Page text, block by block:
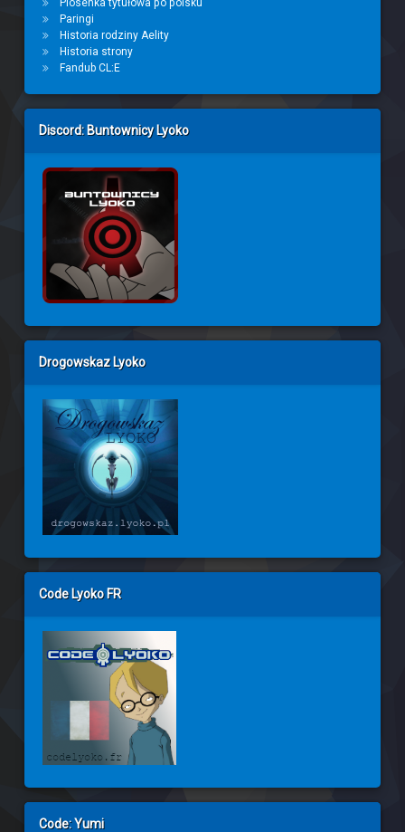
Piosenka tytułowa po polsku
Paringi
Historia rodziny Aelity
Historia strony
Fandub CL:E
Discord: Buntownicy Lyoko
Drogowskaz Lyoko
Code Lyoko FR
Code: Yumi